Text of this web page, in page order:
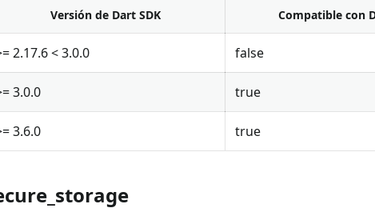
Versión de Dart SDK Compatible con
2.17.6 < 3.0.0 false
3.0.0 true
3.6.0 true